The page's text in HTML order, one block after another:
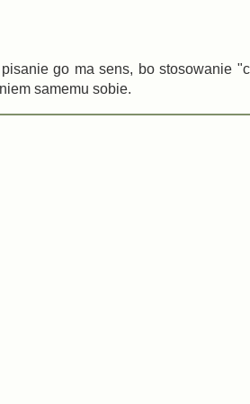
go ma sens, bo stosowanie
samemu sobie.